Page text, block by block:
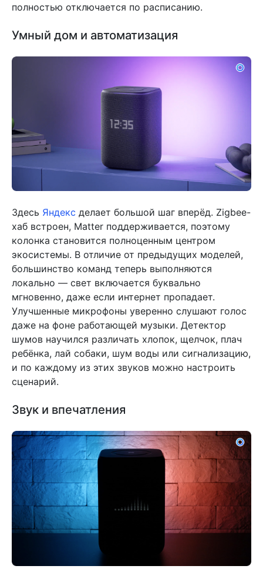
полностью отключается по расписанию.
Умный дом и автоматизация
Здесь Яндекс делает большой шаг вперёд. Zigbee-
хаб встроен, Matter поддерживается, поэтому
колонка становится полноценным центром
экосистемы. В отличие от предыдущих моделей,
большинство команд теперь выполняются
локально — свет включается буквально
мгновенно, даже если интернет пропадает.
Улучшенные микрофоны уверенно слушают голос
даже на фоне работающей музыки. Детектор
шумов научился различать хлопок, щелчок, плач
ребёнка, лай собаки, шум воды или сигнализацию,
и по каждому из этих звуков можно настроить
сценарий.
Звук и впечатления